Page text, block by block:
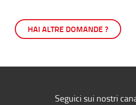
HAI ALTRE DOMANDE ?
Seguici sui nostri